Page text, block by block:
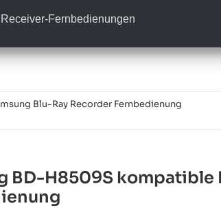
Receiver-Fernbedienungen
Blu-Ray Recorder Fernbedienung
BD-H8509S kompatible